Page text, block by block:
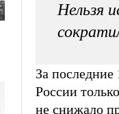
Нельзя
За
России
не снижало